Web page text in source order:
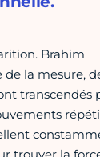
Brahim
la mesure,
transcendés